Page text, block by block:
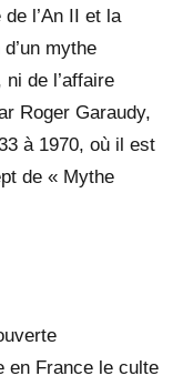
l’An II et la
mythe
de l’affaire
Roger Garaudy,
à 1970, où il est
de « Mythe
en France le culte